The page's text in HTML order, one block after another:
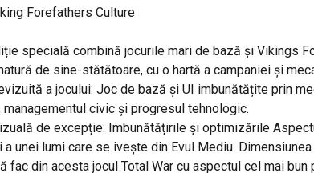
Forefathers Culture
specială combină jocurile mari de bază și Vikings
de sine-stătătoare, cu o hartă a campaniei și
a jocului: Joc de bază și UI imbunătățite prin
managementul civic și progresul tehnologic.
de excepție: Imbunătățirile și optimizările
a unei lumi care se ivește din Evul Mediu.
fac din acesta jocul Total War cu aspectul cel mai bun